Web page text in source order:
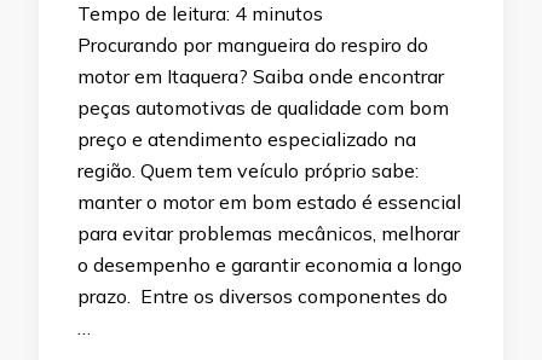
Tempo de leitura: 4 minutos
Procurando por mangueira do respiro do
motor em Itaquera? Saiba onde encontrar
peças automotivas de qualidade com bom
preço e atendimento especializado na
região. Quem tem veículo próprio sabe:
manter o motor em bom estado é essencial
para evitar problemas mecânicos, melhorar
o desempenho e garantir economia a longo
prazo. Entre os diversos componentes do
…